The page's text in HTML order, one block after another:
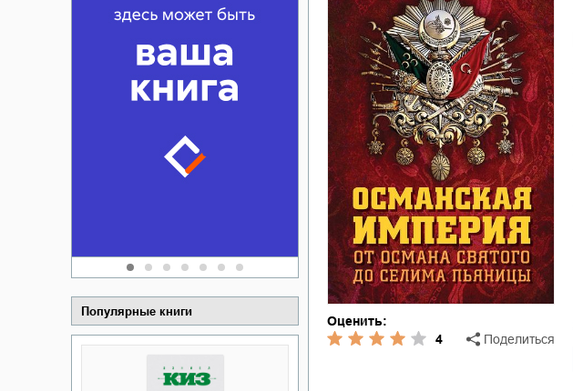
Забытая земля Новоросии:
о судьбе Кировоградской
области
Сергей Николаевич Сидоренко
о
Популярные книги
Оценить:
4
Поделиться